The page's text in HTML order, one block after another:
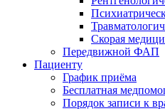
Скорая
Передвижной ФАП
Пациенту
График приёма
Бесплатная
Порядок записи к